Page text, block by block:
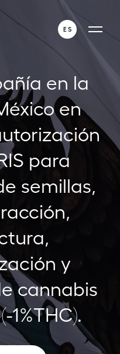
ES
ENGLISH
ESPAÑOL
en la
en
para
semillas,
y
cannabis
1%THC).